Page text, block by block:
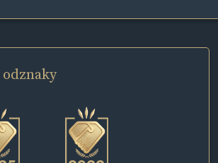
odznaky